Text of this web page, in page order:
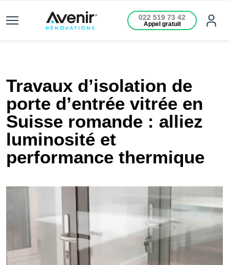
022 519 73 42
Appel gratuit
Travaux d’isolation de
porte d’entrée vitrée en
Suisse romande : alliez
luminosité et
performance thermique